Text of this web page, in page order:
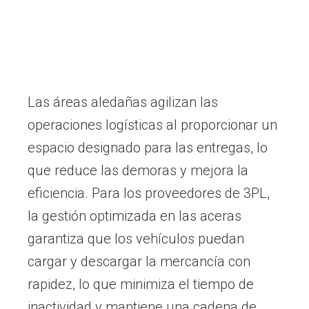
Las áreas aledañas agilizan las
operaciones logísticas al proporcionar un
espacio designado para las entregas, lo
que reduce las demoras y mejora la
eficiencia. Para los proveedores de 3PL,
la gestión optimizada en las aceras
garantiza que los vehículos puedan
cargar y descargar la mercancía con
rapidez, lo que minimiza el tiempo de